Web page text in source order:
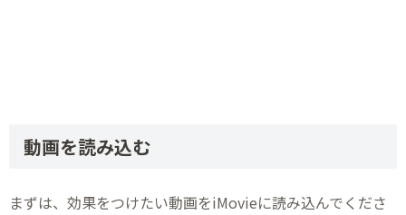
動画を読み込む
まずは、効果をつけたい動画をiMovieに読み込んでくださ